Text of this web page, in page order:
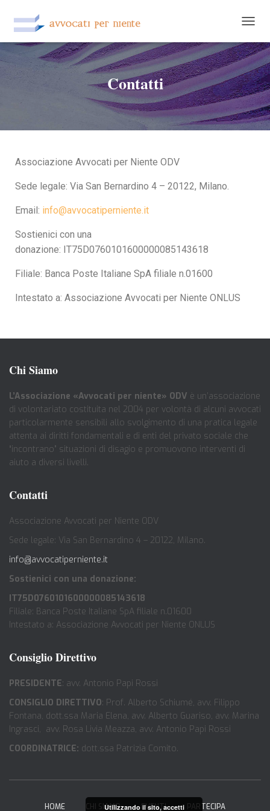
Contatti
Associazione Avvocati per Niente ODV
Sede legale: Via San Bernardino 4 – 20122, Milano.
Email: info@avvocatiperniente.it
Sostienici con una
donazione: IT75D0760101600000085143618
Filiale: Banca Poste Italiane SpA filiale n.01600
Intestato a: Associazione Avvocati per Niente ONLUS
Chi Siamo
L’Associazione «Avvocati per niente» ODV è un’associazione
di volontariato costituita nel 2004 per volontà di alcuni avvocati
particolarmente sensibili allo svolgimento di una pratica legale
attenta ai diritti fondamentali e di enti del privato sociale che
“incontrano” situazioni di disagio e promuovono interventi di
aiuto a diversi livelli.
Contatti
Associazione Avvocati per Niente ODV
Sede legale: Via San Bernardino 4 – 20122, Milano.
info@avvocatiperniente.it
Sostienici con una donazione:
IT75D0760101600000085143618
Filiale: Banca Poste Italiane SpA filiale n.01600
Intestato a: Associazione Avvocati per Niente ONLUS
Consiglio Direttivo
PRESIDENTE: avv. Antonio Papi Rossi
CONSIGLIO DIRETTIVO: Prof. Alberto Schiumé, avv. Filippo
Fontana, dott.ssa Maria Elena, avv. Alberto Guariso, avv. Marina
Ingrasci, avv. Rosa Livia Meazza, avv. Antonio Papi Rossi
COORDINATRICE: dott.ssa Patrizia Comito.
HOME CHI SIAMO EVENTI PARTECIPA
Utilizzando il sito, accetti